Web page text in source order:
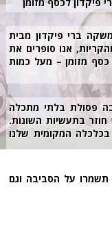
פיקדון לכסף מזומן
ברי פיקדון מבית
אנו סופרים את
מזומן – מעל כמות
פסולת בלתי מתכלה
בתעשיות השונות.
המקומית שלנו
על הסביבה וגם